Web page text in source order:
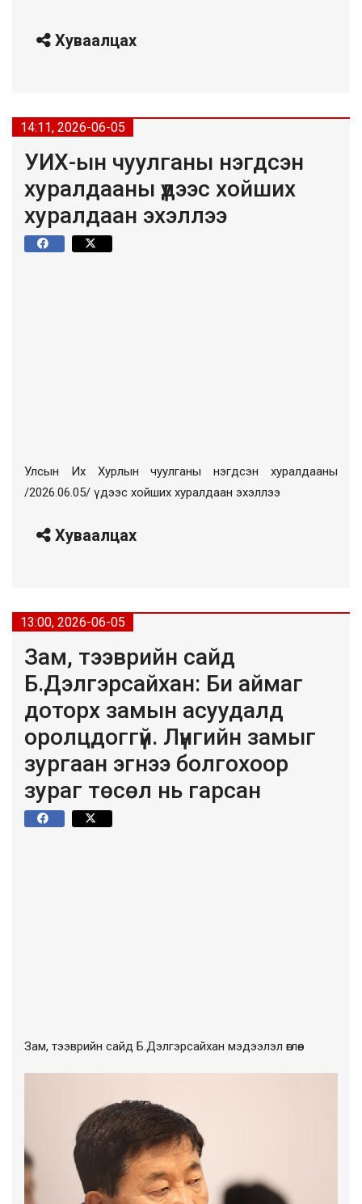
Хуваалцах
14:11, 2026-06-05
УИХ-ын чуулганы нэгдсэн
хуралдааны үдээс хойших
хуралдаан эхэллээ
Улсын Их Хурлын чуулганы нэгдсэн хуралдааны
/2026.06.05/ үдээс хойших хуралдаан эхэллээ
Хуваалцах
13:00, 2026-06-05
Зам, тээврийн сайд
Б.Дэлгэрсайхан: Би аймаг
доторх замын асуудалд
оролцдоггүй. Лүнгийн замыг
зургаан эгнээ болгохоор
зураг төсөл нь гарсан
Зам, тээврийн сайд Б.Дэлгэрсайхан мэдээлэл өглөө.